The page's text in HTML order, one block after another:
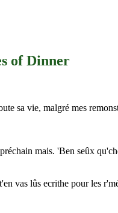
of Dinner
sa vie, malgré mes
mais. 'Ben seûx
vas lûs ecrithe pour les